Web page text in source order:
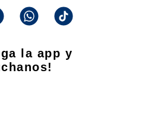
la app y